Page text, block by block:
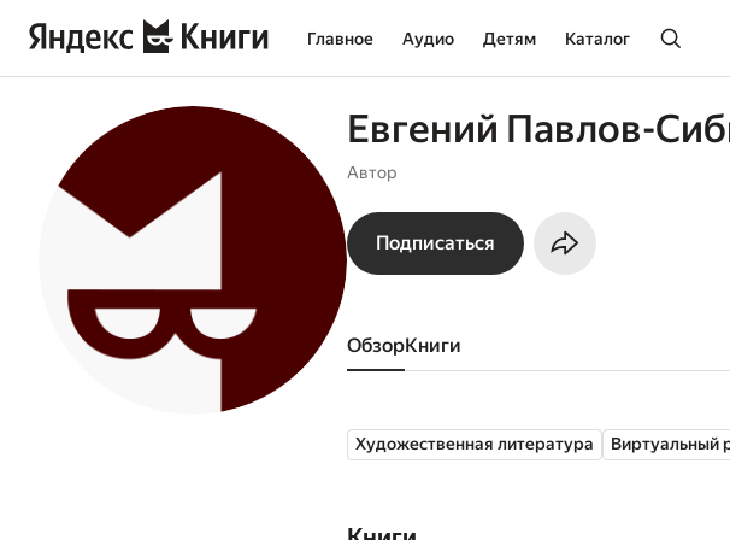
Главное Аудио Детям Каталог
Евгений Павлов-
Автор
Подписаться
Обзор книги
Художественная литература Виртуальный